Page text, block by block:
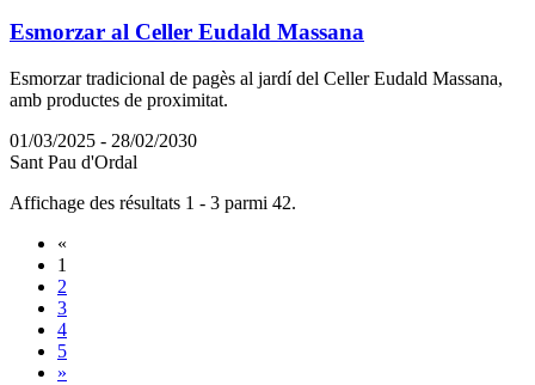
Esmorzar al Celler Eudald Massana
Esmorzar tradicional de pagès al jardí del Celler Eudald Massana,
amb productes de proximitat.
01/03/2025 - 28/02/2030
Sant Pau d'Ordal
Affichage des résultats 1 - 3 parmi 42.
«
1
2
3
4
5
»